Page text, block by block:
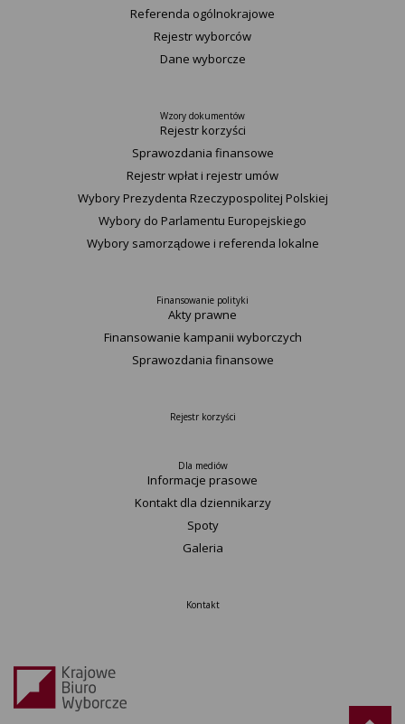
Referenda ogólnokrajowe
Rejestr wyborców
Dane wyborcze
Wzory dokumentów
Rejestr korzyści
Sprawozdania finansowe
Rejestr wpłat i rejestr umów
Wybory Prezydenta Rzeczypospolitej Polskiej
Wybory do Parlamentu Europejskiego
Wybory samorządowe i referenda lokalne
Finansowanie polityki
Akty prawne
Finansowanie kampanii wyborczych
Sprawozdania finansowe
Rejestr korzyści
Dla mediów
Informacje prasowe
Kontakt dla dziennikarzy
Spoty
Galeria
Kontakt